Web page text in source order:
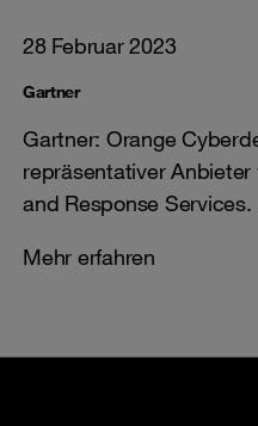
28 Februar 2023
Gartner
Gartner: Orange
repräsentativer
and Response Services.
Mehr erfahren